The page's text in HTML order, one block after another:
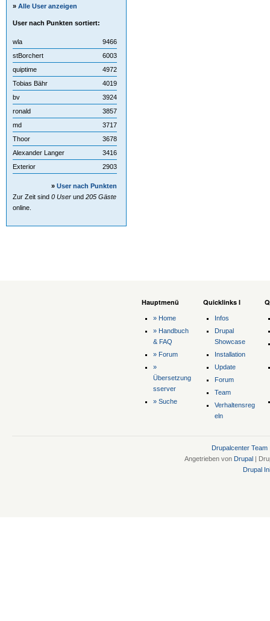
» Alle User anzeigen
User nach Punkten sortiert:
wla
9466
stBorchert
6003
quiptime
4972
Tobias Bähr
4019
bv
3924
ronald
3857
md
3717
Thoor
3678
Alexander Langer
3416
Exterior
2903
» User nach Punkten
Zur Zeit sind 0 User und 205 Gäste
online.
Hauptmenü
» Home
» Handbuch
& FAQ
» Forum
»
Übersetzung
sserver
» Suche
Quicklinks I
Infos
Drupal
Showcase
Installation
Update
Forum
Team
Verhaltensreg
eln
Drupalcenter Team
Angetrieben von Drupal |
Drupal